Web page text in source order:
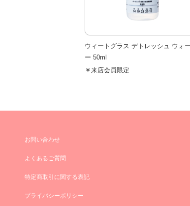
ウィートグラス デトレッシュ ウォ
ー 50ml
￥来店会員限定
お問い合わせ
よくあるご質問
特定商取引に関する表記
プライバシーポリシー